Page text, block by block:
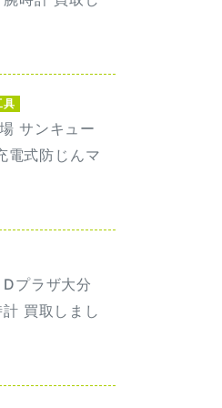
具
サンキュー
電式防じんマ
プラザ大分
買取しまし